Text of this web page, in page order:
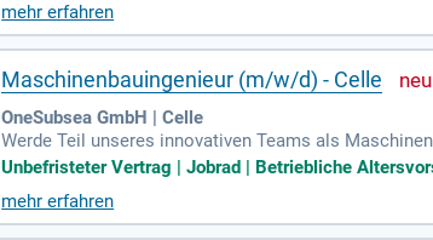
nd wiederkehrende Prüfungen von Druckanlagen
ften. Bewerber sollten ein abgeschlossenes
mehr erfahren
Maschinenbauingenieur (m/w/d) - Celle
OneSubsea GmbH | Celle
Werde Teil unseres innovativen Teams als
die technische Klärung mit internationalen Partnern
gn Reviews und FEM-Berechnungen. Wir suchen
Programmen. Profitiere von attraktiven Konditionen
gestalte unsere Zukunft aktiv mit!
Unbefristeter Vertrag | Jobrad | Betriebliche
mehr erfahren